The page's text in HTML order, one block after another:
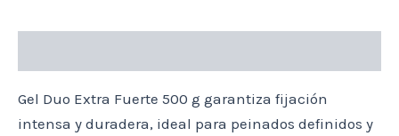
Gel Duo Extra Fuerte 500 g garantiza fijación
intensa y duradera, ideal para peinados definidos y